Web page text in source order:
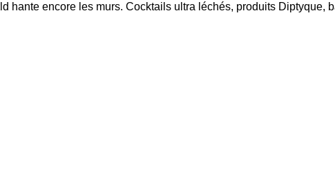
hante encore les murs. Cocktails ultra léchés, produits Diptyque,